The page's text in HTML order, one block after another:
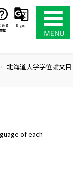
ある
問
English
chevron_right
北海道大学学位論文目
of each